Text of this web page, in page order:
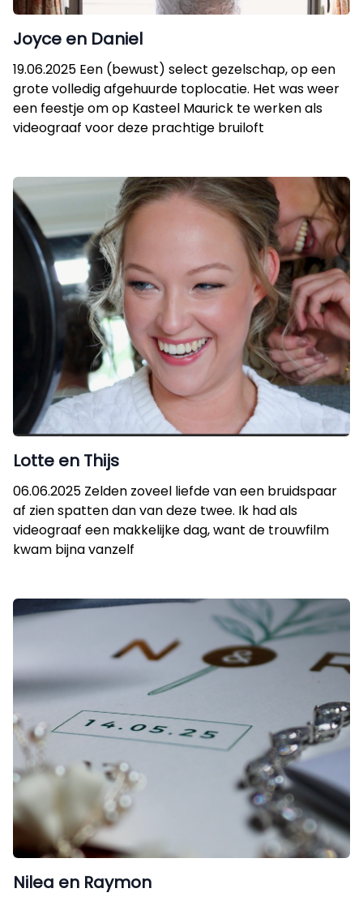
Joyce en Daniel
19.06.2025 Een (bewust) select gezelschap, op een
grote volledig afgehuurde toplocatie. Het was weer
een feestje om op Kasteel Maurick te werken als
videograaf voor deze prachtige bruiloft
Lotte en Thijs
06.06.2025 Zelden zoveel liefde van een bruidspaar
af zien spatten dan van deze twee. Ik had als
videograaf een makkelijke dag, want de trouwfilm
kwam bijna vanzelf
Nilea en Raymon